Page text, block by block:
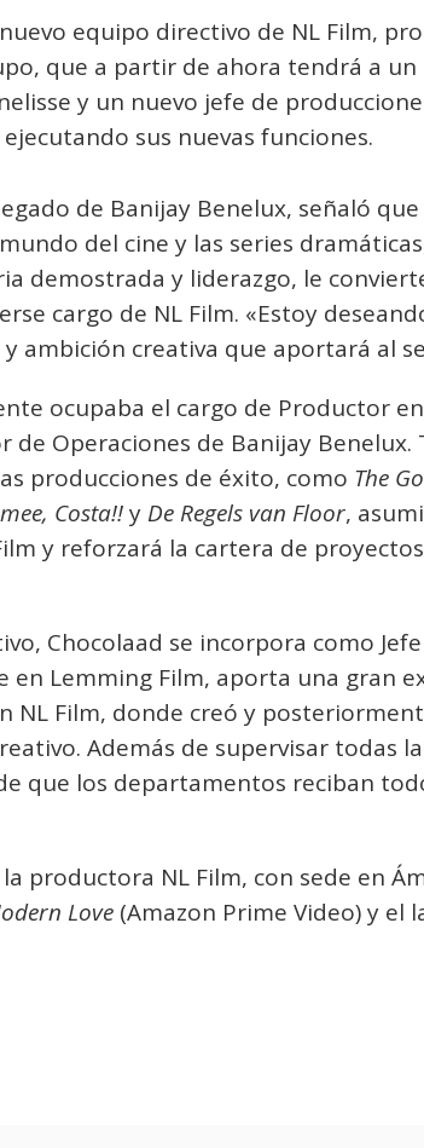
equipo directivo de NL Film,
que a partir de ahora tendrá a un
y un nuevo jefe de
sus nuevas funciones.
de Banijay Benelux, señaló
del cine y las series
demostrada y liderazgo, le
cargo de NL Film. «Estoy
ambición creativa que aportará al
ocupaba el cargo de Productor
de Operaciones de Banijay Benelux.
producciones de éxito, como The
Costa!!y De Regels van Floor,
y reforzará la cartera de
Chocolaad se incorpora como
en Lemming Film, aporta una gran
NL Film, donde creó y
Además de supervisar todas
que los departamentos reciban
productora NL Film, con sede en
Love (Amazon Prime Video) y el